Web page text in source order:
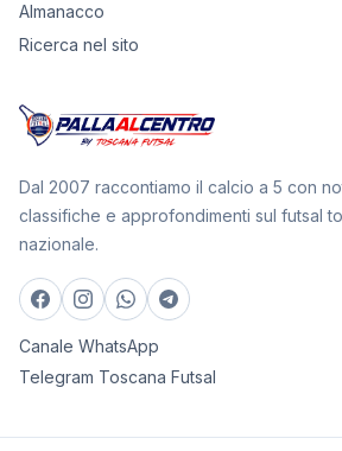
Almanacco
Ricerca nel sito
Dal 2007 raccontiamo il calcio a 5 con
classifiche e approfondimenti sul futsal
nazionale.
Canale WhatsApp
Telegram Toscana Futsal